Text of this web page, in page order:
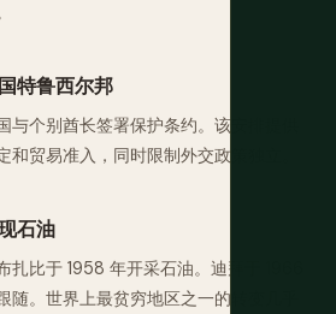
特鲁西尔邦
与个别酋长签署保护条约。该安排提供
和贸易准入，同时限制外交政策独立。
石油
扎比于 1958 年开采石油。迪拜于 1966
随。世界上最贫穷地区之一的转变几乎